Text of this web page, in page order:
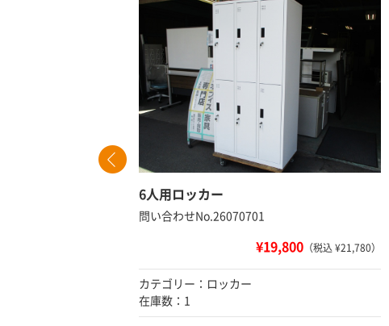
6人用ロッカー
問い合わせNo.26070701
¥19,800 （税込 ¥21,780）
カテゴリー：ロッカー
在庫数：1